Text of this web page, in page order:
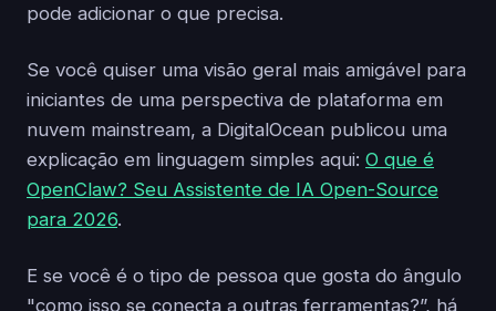
pode adicionar o que precisa.
Se você quiser uma visão geral mais amigável para
iniciantes de uma perspectiva de plataforma em
nuvem mainstream, a DigitalOcean publicou uma
explicação em linguagem simples aqui: O que é
OpenClaw? Seu Assistente de IA Open-Source
para 2026.
E se você é o tipo de pessoa que gosta do ângulo
"como isso se conecta a outras ferramentas?”, há